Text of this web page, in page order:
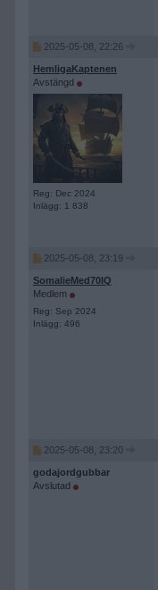
2025-05-08, 22:26
HemligaKaptenen
Avstängd
Reg: Dec 2024
Inlägg: 1 838
2025-05-08, 23:19
SomalieMed70IQ
Medlem
Reg: Sep 2024
Inlägg: 496
2025-05-08, 23:20
godajordgubbar
Avslutad